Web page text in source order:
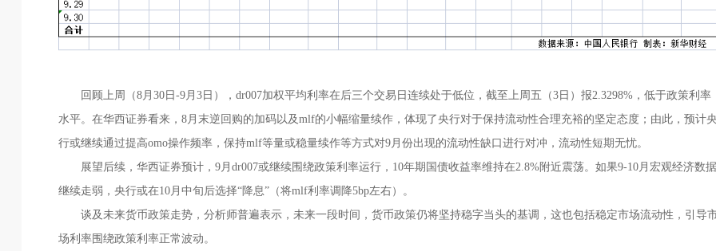
回顾上周（8月30日-9月3日），dr007加权平均利率在后三个交易日连续处于低位，截至上周五（3日）报2.3298%，低于政策利率
水平。在华西证券看来，8月末逆回购的加码以及mlf的小幅缩量续作，体现了央行对于保持流动性合理充裕的坚定态度；由此，预计
行或继续通过提高omo操作频率，保持mlf等量或稳量续作等方式对9月份出现的流动性缺口进行对冲，流动性短期无忧。
展望后续，华西证券预计，9月dr007或继续围绕政策利率运行，10年期国债收益率维持在2.8%附近震荡。如果9-10月宏观经济数据
继续走弱，央行或在10月中旬后选择“降息”（将mlf利率调降5bp左右）。
谈及未来货币政策走势，分析师普遍表示，未来一段时间，货币政策仍将坚持稳字当头的基调，这也包括稳定市场流动性，引导
场利率围绕政策利率正常波动。